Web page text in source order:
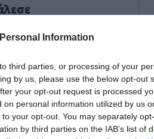
Information
third parties, or processing of your
by us, please use the below opt-out
your opt-out request is processed
personal information utilized by us
your opt-out. You may separately
by third parties on the IAB’s list of
«προσβολή»